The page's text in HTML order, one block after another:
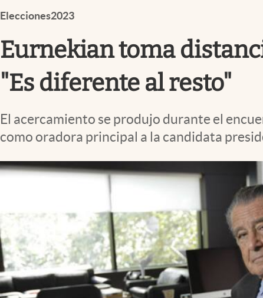
Clima
Mundial 2026
El Cronista Studio
Mediakit
abre en nueva pestaña
Elecciones2023
Eurnekian toma
"Es diferente al resto"
El acercamiento se produjo durante el
como oradora principal a la candidata